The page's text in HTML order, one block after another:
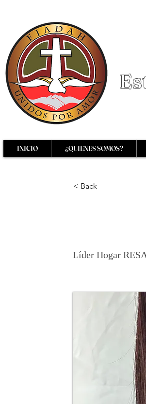
INICIO ¿QUIENES SOMOS?
< Back
Líder Hogar